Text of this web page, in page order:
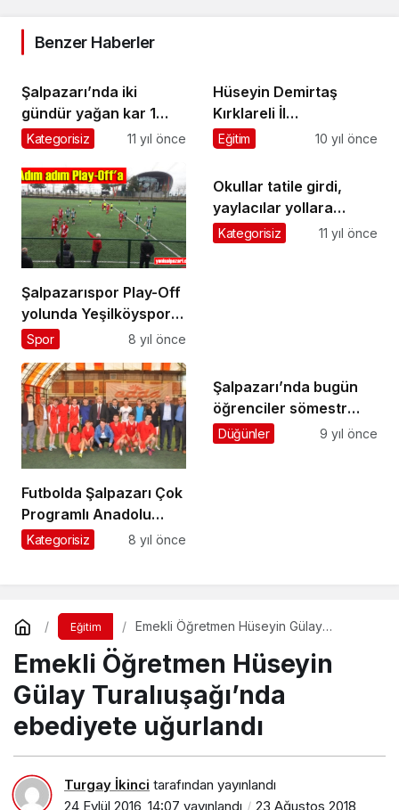
Benzer Haberler
Şalpazarı’nda iki
gündür yağan kar 1
metreyi aştı
Kategorisiz 11 yıl önce
Hüseyin Demirtaş
Kırklareli İl
Müftülüğü’ne atandı
Eğitim 10 yıl önce
Şalpazarıspor Play-Off
yolunda Yeşilköyspor’u
2-0 mağlup etti
Spor 8 yıl önce
Okullar tatile girdi,
yaylacılar yollara
döküldü
Kategorisiz 11 yıl önce
Futbolda Şalpazarı Çok
Programlı Anadolu
Lisesi şampiyon oldu
Kategorisiz 8 yıl önce
Şalpazarı’nda bugün
öğrenciler sömestr
tatiline çıktı
Düğünler 9 yıl önce
Eğitim
Emekli Öğretmen Hüseyin Gülay
Emekli Öğretmen Hüseyin
Gülay Turalıuşağı’nda
ebediyete uğurlandı
Turgay İkinci tarafından yayınlandı
24 Eylül 2016, 14:07 yayınlandı 23 Ağustos 2018,